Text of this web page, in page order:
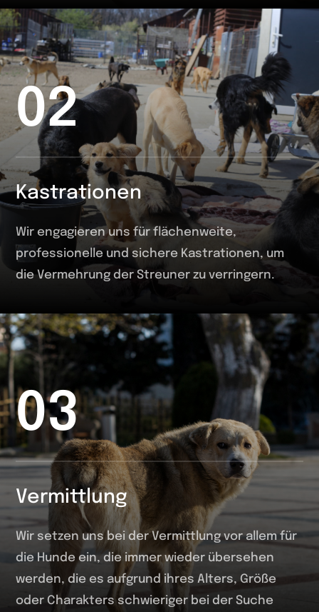
02
Kastrationen
Wir engagieren uns für flächenweite,
professionelle und sichere Kastrationen, um
die Vermehrung der Streuner zu verringern.
03
Vermittlung
Wir setzen uns bei der Vermittlung vor allem für
die Hunde ein, die immer wieder übersehen
werden, die es aufgrund ihres Alters, Größe
oder Charakters schwieriger bei der Suche